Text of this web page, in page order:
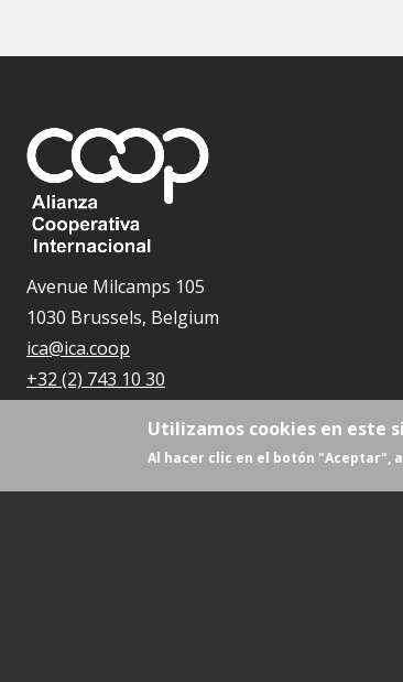
Avenue Milcamps 105
1030 Brussels, Belgium
ica@ica.coop
+32 (2) 743 10 30
Utilizamos cookies en este
Al hacer clic en el botón "Aceptar",